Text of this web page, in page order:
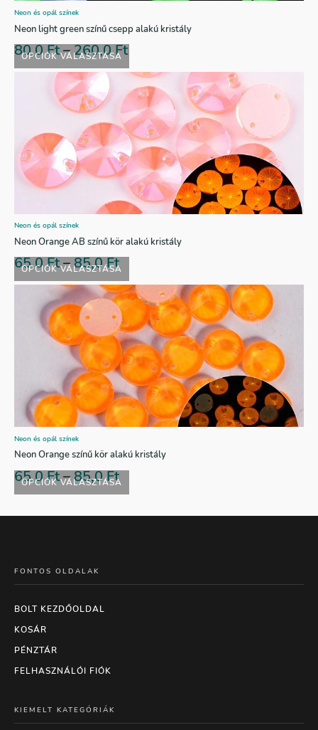
OPCIÓK VÁLASZTÁSA
Neon és opál színek
Neon light green színű csepp alakú kristály
80,0Ft–260,0Ft
OPCIÓK VÁLASZTÁSA
Neon és opál színek
Neon Orange AB színű kör alakú kristály
65,0Ft–85,0Ft
OPCIÓK VÁLASZTÁSA
Neon és opál színek
Neon Orange színű kör alakú kristály
65,0Ft–85,0Ft
FONTOS OLDALAK
BOLT KEZDŐOLDAL
KOSÁR
PÉNZTÁR
FELHASZNÁLÓI FIÓK
KIEMELT KATEGÓRIÁK